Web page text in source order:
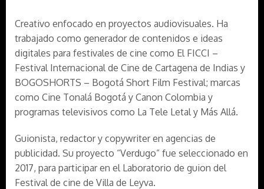
Creativo enfocado en proyectos audiovisuales. Ha
trabajado como generador de contenidos e ideas
digitales para festivales de cine como El FICCI –
Festival Internacional de Cine de Cartagena de Indias y
BOGOSHORTS – Bogotá Short Film Festival; marcas
como Cine Tonalá Bogotá y Canon Colombia y
programas televisivos como La Tele Letal y Más Allá.
Guionista, redactor y copywriter en agencias de
publicidad. Su proyecto “Verdugo” fue seleccionado en
2017, para participar en el Laboratorio de guion del
Festival de cine de Villa de Leyva.